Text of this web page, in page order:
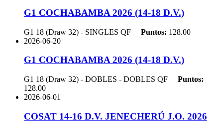
G1 COCHABAMBA 2026 (14-18 D.V.)
G1 18 (Draw 32) - SINGLES QF Puntos: 128.00
2026-06-20
G1 COCHABAMBA 2026 (14-18 D.V.)
G1 18 (Draw 32) - DOBLES - DOBLES QF
Puntos:
128.00
2026-06-01
COSAT 14-16 D.V. JENECHERÚ J.O. 2026